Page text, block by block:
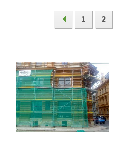
1 2